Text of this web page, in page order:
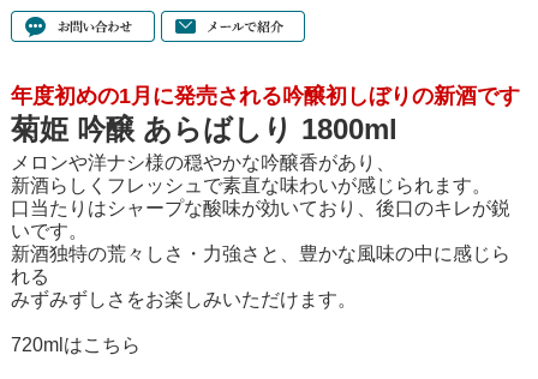
年度初めの1月に発売される吟醸初しぼりの新酒です
菊姫 吟醸 あらばしり 1800ml
メロンや洋ナシ様の穏やかな吟醸香があり、
新酒らしくフレッシュで素直な味わいが感じられます。
口当たりはシャープな酸味が効いており、後口のキレが鋭
いです。
新酒独特の荒々しさ・力強さと、豊かな風味の中に感じら
れる
みずみずしさをお楽しみいただけます。
720mlはこちら